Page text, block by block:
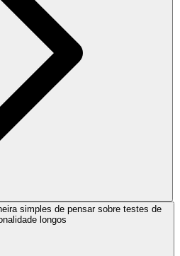
simples de pensar sobre testes de
longos